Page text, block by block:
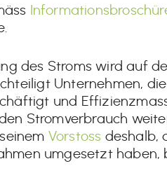
des Stroms wird auf
Unternehmen,
und
Stromverbrauch
Vorstoss deshalb,
umgesetzt haben,